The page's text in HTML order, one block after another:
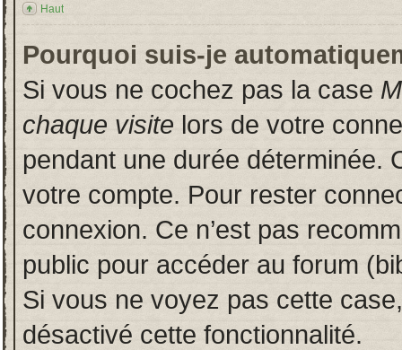
Haut
Pourquoi suis-je
Si vous ne cochez pas la case
chaque visite lors de votre
pendant une durée déterminée.
votre compte. Pour rester
connexion. Ce n’est pas
public pour accéder au forum
Si vous ne voyez pas cette
désactivé cette fonctionnalité.